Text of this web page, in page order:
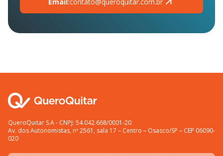
QueroQuitar S.A - CNPJ: 54.042.668/0001-20
Av. dos Autonomistas, nº 2561, sala 17 – Centro – Osasco/SP – CEP 06090-
020